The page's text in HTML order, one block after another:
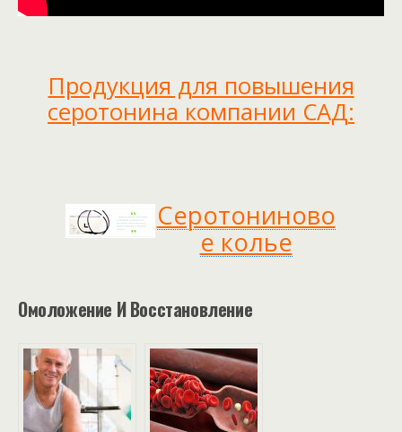
Продукция для повышения
серотонина компании САД:
Серотониново
е колье
Омоложение И Восстановление